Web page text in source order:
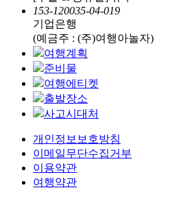
153-120035-04-019
기업은행
(예금주 : (주)여행아놀자)
여행계획
준비물
여행에티켓
출발장소
사고시대처
개인정보보호방침
이메일무단수집거부
이용약관
여행약관